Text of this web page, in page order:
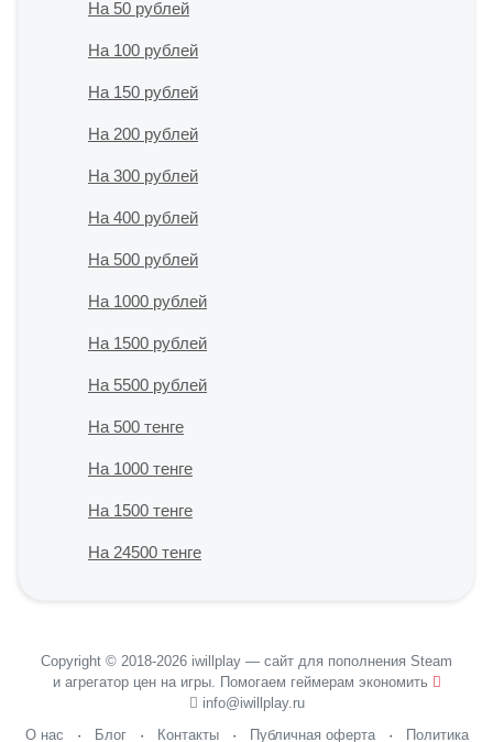
На 50 рублей
На 100 рублей
На 150 рублей
На 200 рублей
На 300 рублей
На 400 рублей
На 500 рублей
На 1000 рублей
На 1500 рублей
На 5500 рублей
На 500 тенге
На 1000 тенге
На 1500 тенге
На 24500 тенге
Copyright © 2018-2026 iwillplay — сайт для пополнения Steam
и агрегатор цен на игры. Помогаем геймерам экономить
info@iwillplay.ru
О нас · Блог· Контакты· Публичная оферта· Политика